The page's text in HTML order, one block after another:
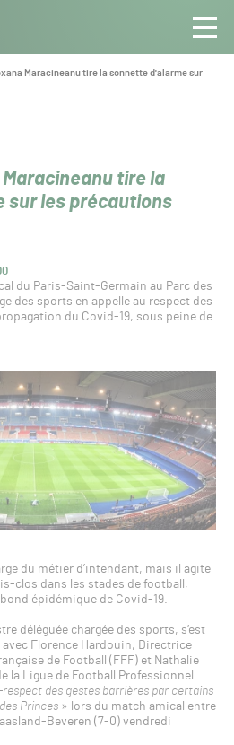
Maracineanu tire la sonnette d'alarme sur
Maracineanu tire la
sur les précautions
du Paris-Saint-Germain au Parc des
des sports en appelle au respect des
du Covid-19, sous peine de
du métier d’intendant, mais il agite
clos dans les stades de football,
épidémique de Covid-19.
déléguée chargée des sports, s’est
Florence Hardouin, Directrice
de Football (FFF) et Nathalie
la Ligue de Football Professionnel
respect des gestes barrières par certains
Princes » lors du match amical entre
Beveren (7-0) vendredi